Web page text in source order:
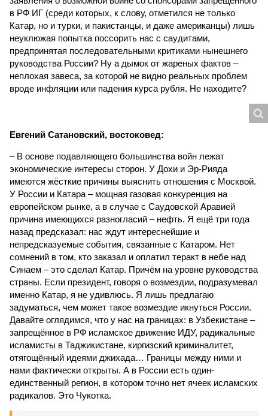
в РФ ИГ (среди которых, к слову, отметился не только
Катар, но и турки, и пакистанцы, и даже американцы) лишь
неуклюжая попытка поссорить нас с саудитами,
предпринятая последовательными критиками нынешнего
руководства России? Ну а дымок от жареных фактов –
неплохая завеса, за которой не видно реальных проблем
вроде инфляции или падения курса рубля. Не находите?
Евгений Сатановский, востоковед:
– В основе подавляющего большинства войн лежат
экономические интересы сторон. У Дохи и Эр-Рияда
имеются жёсткие причины выяснить отношения с Москвой.
У России и Катара – мощная газовая конкуренция на
европейском рынке, а в случае с Саудовской Аравией
причина имеющихся разногласий – нефть. Я ещё три года
назад предсказал: нас ждут интереснейшие и
непредсказуемые события, связанные с Катаром. Нет
сомнений в том, кто заказал и оплатил теракт в небе над
Синаем – это сделал Катар. Причём на уровне руководства
страны. Если президент, говоря о возмездии, подразумевал
именно Катар, я не удивлюсь. Я лишь предлагаю
задуматься, чем может такое возмездие икнуться России.
Давайте оглядимся, что у нас на границах: в Узбекистане –
запрещённое в РФ исламское движение ИДУ, радикальные
исламисты в Таджикистане, киргизский криминалитет,
отягощённый идеями джихада… Границы между ними и
нами фактически открыты. А в России есть один-
единственный регион, в котором точно нет ячеек исламских
радикалов. Это Чукотка.